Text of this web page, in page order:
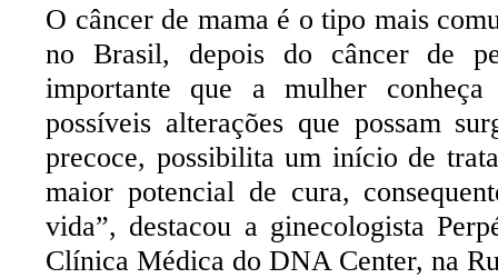
O câncer de mama é o tipo mais
no Brasil, depois do câncer de
importante que a mulher
possíveis alterações que possam
precoce, possibilita um início de
maior potencial de cura,
vida”, destacou a ginecologista
Clínica Médica do DNA Center, na